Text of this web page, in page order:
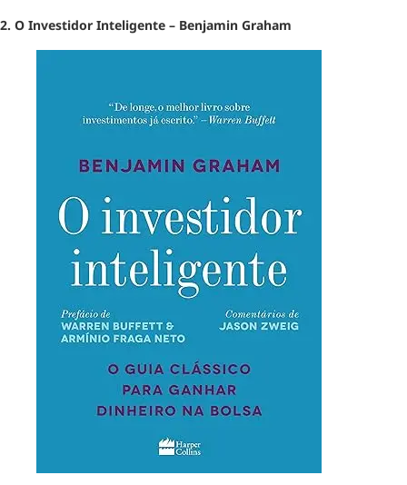
2. O Investidor Inteligente – Benjamin Graham